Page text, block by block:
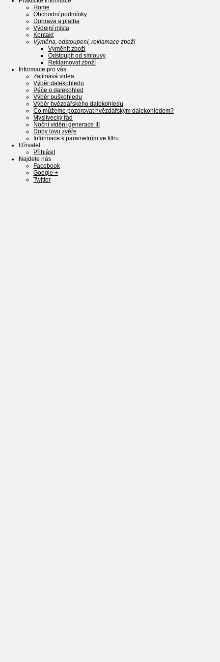
Home
Obchodní podmínky
Doprava a platba
Výdejní místa
Kontakt
Výměna, odstoupení, reklamace zboží
Vyměnit zboží
Odstoupit od smlouvy
Reklamovat zboží
Informace pro vás
Zajímavá videa
Výběr dalekohledu
Péče o dalekohled
Výběr puškohledu
Výběr hvězdářského dalekohledu
Co můžeme pozorovat hvězdářským dalekohledem?
Myslivecký řád
Noční vidění generace III
Doby lovu zvěře
Informace k parametrům ve filtru
Uživatel
Přihlásit
Najdete nás
Facebook
Google +
Twitter